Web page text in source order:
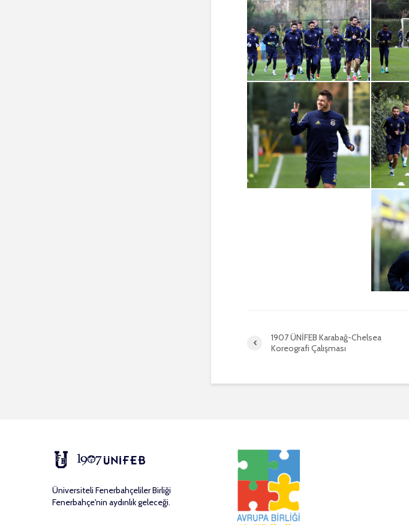
1907 ÜNİFEB Karabağ-Chelsea
Koreografi Çalışması
Üniversiteli Fenerbahçeliler Birliği
Fenerbahçe'nin aydınlık geleceği.